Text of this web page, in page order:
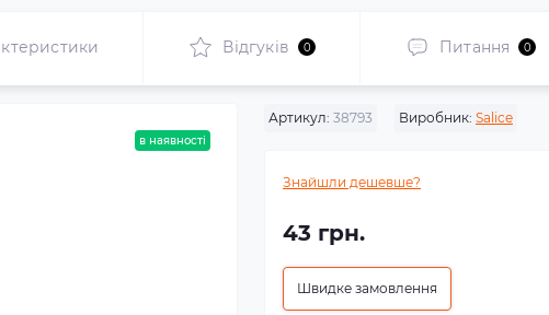
Відгуків 0 Питання 0
в наявності
Артикул: 38793 Виробник: Salice
Знайшли дешевше?
43 грн.
Швидке замовлення